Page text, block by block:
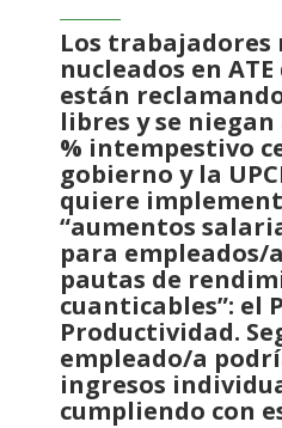
Los trabajadores
nucleados en
están
libres y se
% intempestivo
gobierno y la
quiere
“aumentos
para empleados/
pautas de
cuanticables”: el
Productividad.
empleado/a
ingresos
cumpliendo con